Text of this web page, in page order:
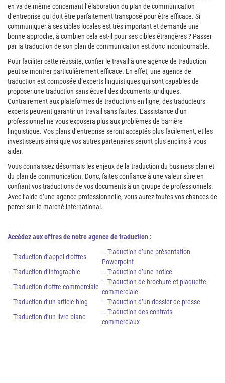
en va de même concernant l’élaboration du plan de communication
d’entreprise qui doit être parfaitement transposé pour être efficace. Si
communiquer à ses cibles locales est très important et demande une
bonne approche, à combien cela est-il pour ses cibles étrangères ? Passer
par la traduction de son plan de communication est donc incontournable.
Pour faciliter cette réussite, confier le travail à une agence de traduction
peut se montrer particulièrement efficace. En effet, une agence de
traduction est composée d’experts linguistiques qui sont capables de
proposer une traduction sans écueil des documents juridiques.
Contrairement aux plateformes de traductions en ligne, des traducteurs
experts peuvent garantir un travail sans fautes. L’assistance d’un
professionnel ne vous exposera plus aux problèmes de barrière
linguistique. Vos plans d’entreprise seront acceptés plus facilement, et les
investisseurs ainsi que vos autres partenaires seront plus enclins à vous
aider.
Vous connaissez désormais les enjeux de la traduction du business plan et
du plan de communication. Donc, faites confiance à une valeur sûre en
confiant vos traductions de vos documents à un groupe de professionnels.
Avec l’aide d’une agence professionnelle, vous aurez toutes vos chances de
percer sur le marché international.
Accédez aux offres de notre agence de traduction :
– Traduction d’appel d’offres
– Traduction d’une présentation
Powerpoint
– Traduction d’infographie – Traduction d’une notice
– Traduction d’offre commerciale
– Traduction de brochure et plaquette
commerciale
– Traduction d’un article blog – Traduction d’un dossier de presse
– Traduction d’un livre blanc
– Traduction des contrats
commerciaux